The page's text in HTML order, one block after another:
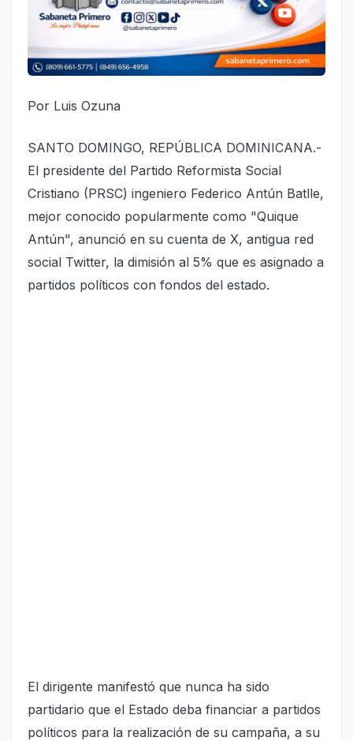
Por Luis Ozuna
SANTO DOMINGO, REPÚBLICA DOMINICANA.-
El presidente del Partido Reformista Social
Cristiano (PRSC) ingeniero Federico Antún Batlle,
mejor conocido popularmente como "Quique
Antún", anunció en su cuenta de X, antigua red
social Twitter, la dimisión al 5% que es asignado a
partidos políticos con fondos del estado.
El dirigente manifestó que nunca ha sido
partidario que el Estado deba financiar a partidos
políticos para la realización de su campaña, a su